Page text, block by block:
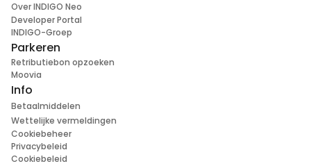
Over INDIGO Neo
Developer Portal
INDIGO-Groep
Parkeren
Retributiebon opzoeken
Moovia
Info
Betaalmiddelen
Wettelijke vermeldingen
Cookiebeheer
Privacybeleid
Cookiebeleid